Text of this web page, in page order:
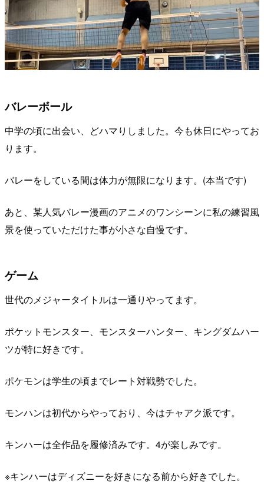
バレーボール
中学の頃に出会い、どハマりしました。今も休日にやってお
ります。
バレーをしている間は体力が無限になります。(本当です)
あと、某人気バレー漫画のアニメのワンシーンに私の練習風
景を使っていただけた事が小さな自慢です。
ゲーム
世代のメジャータイトルは一通りやってます。
ポケットモンスター、モンスターハンター、キングダムハー
ツが特に好きです。
ポケモンは学生の頃までレート対戦勢でした。
モンハンは初代からやっており、今はチャアク派です。
キンハーは全作品を履修済みです。4が楽しみです。
※キンハーはディズニーを好きになる前から好きでした。